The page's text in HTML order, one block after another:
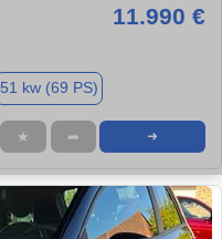
11.990 €
51 kw (69 PS)
★ ➦ ➜